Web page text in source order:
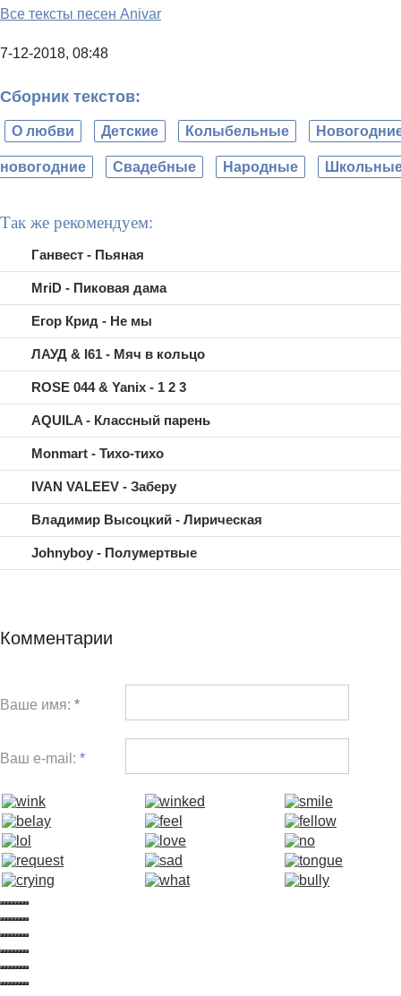
Все тексты песен Anivar
7-12-2018, 08:48
Сборник текстов:
О любви Детские Колыбельные
новогодние Свадебные Народные
Так же рекомендуем:
Ганвест - Пьяная
MriD - Пиковая дама
Егор Крид - Не мы
ЛАУД & I61 - Мяч в кольцо
ROSE 044 & Yanix - 1 2 3
AQUILA - Классный парень
Monmart - Тихо-тихо
IVAN VALEEV - Заберу
Владимир Высоцкий - Лирическая
Johnyboy - Полумертвые
Комментарии
Ваше имя: *
Ваш e-mail: *